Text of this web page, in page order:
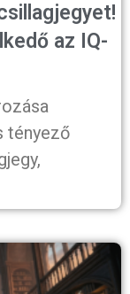
az IQ-
tényező